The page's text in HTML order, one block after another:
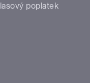
poplatek